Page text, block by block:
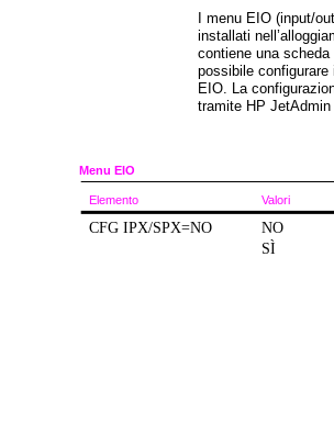
I menu EIO (input/
installati
contiene una
possibile
EIO. La
tramite HP
Menu EIO
Elemento Valori
CFG IPX/SPX=NO
NO
SÌ